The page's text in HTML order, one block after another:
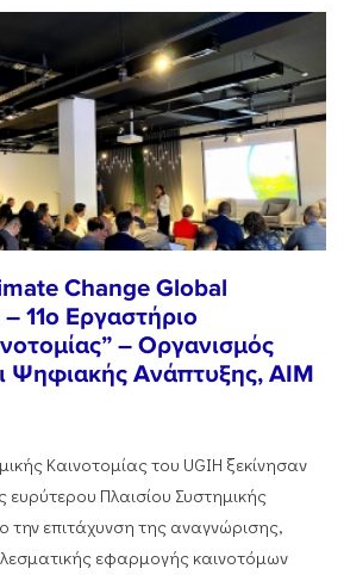
Change Global
11ο Εργαστήριο
– Οργανισμός
Ψηφιακής Ανάπτυξης, AIM
Καινοτομίας του UGIH ξεκίνησαν
ευρύτερου Πλαισίου Συστημικής
την επιτάχυνση της αναγνώρισης,
εφαρμογής καινοτόμων